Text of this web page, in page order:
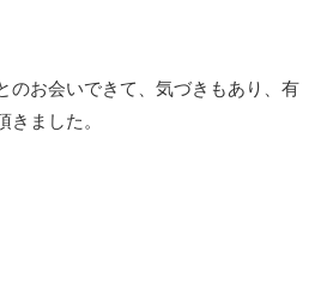
のお会いできて、気づきもあり、有
きました。